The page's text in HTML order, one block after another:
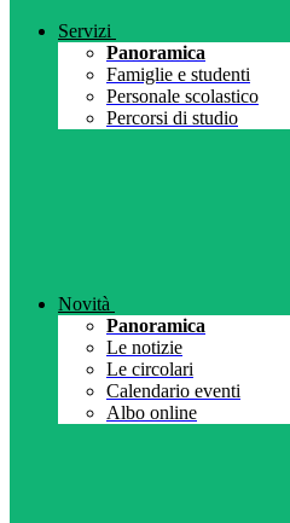
Servizi
Panoramica
Famiglie e studenti
Personale scolastico
Percorsi di studio
Novità
Panoramica
Le notizie
Le circolari
Calendario eventi
Albo online